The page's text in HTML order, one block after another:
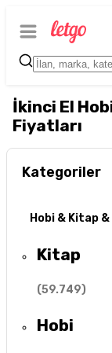
İkinci El
Fiyatları
Kategoriler
Hobi & Kitap
Kitap
(59.749)
Hobi